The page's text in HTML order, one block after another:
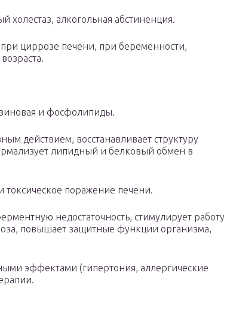
холестаз, алкогольная абстиненция.
циррозе печени, при беременности,
и фосфолипиды.
действием, восстанавливает структуру
липидный и белковый обмен в
токсическое поражение печени.
недостаточность, стимулирует работу
повышает защитные функции организма,
эффектами (гипертония, аллергические